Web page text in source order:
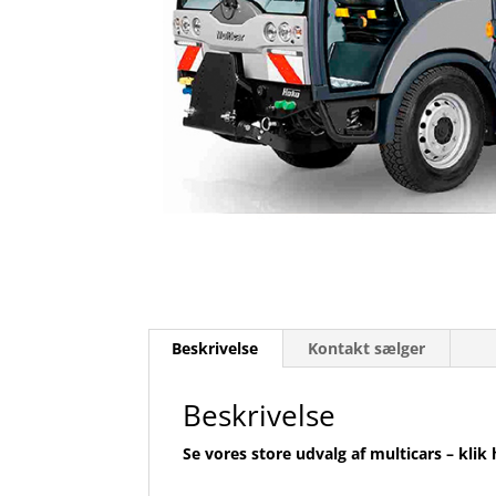
Beskrivelse Kontakt sælger
Beskrivelse
Se vores store udvalg af multicars – klik